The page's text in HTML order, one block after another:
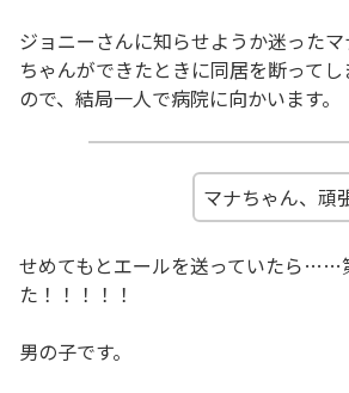
ジョニーさんに知らせようか迷った
ちゃんができたときに同居を断って
ので、結局一人で病院に向かいます。
マナちゃん、頑
せめてもとエールを送っていたら……
た！！！！！
男の子です。